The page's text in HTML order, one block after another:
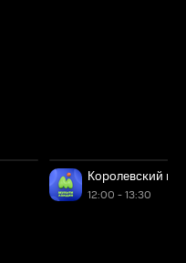
Королевский
12:00 - 13:30